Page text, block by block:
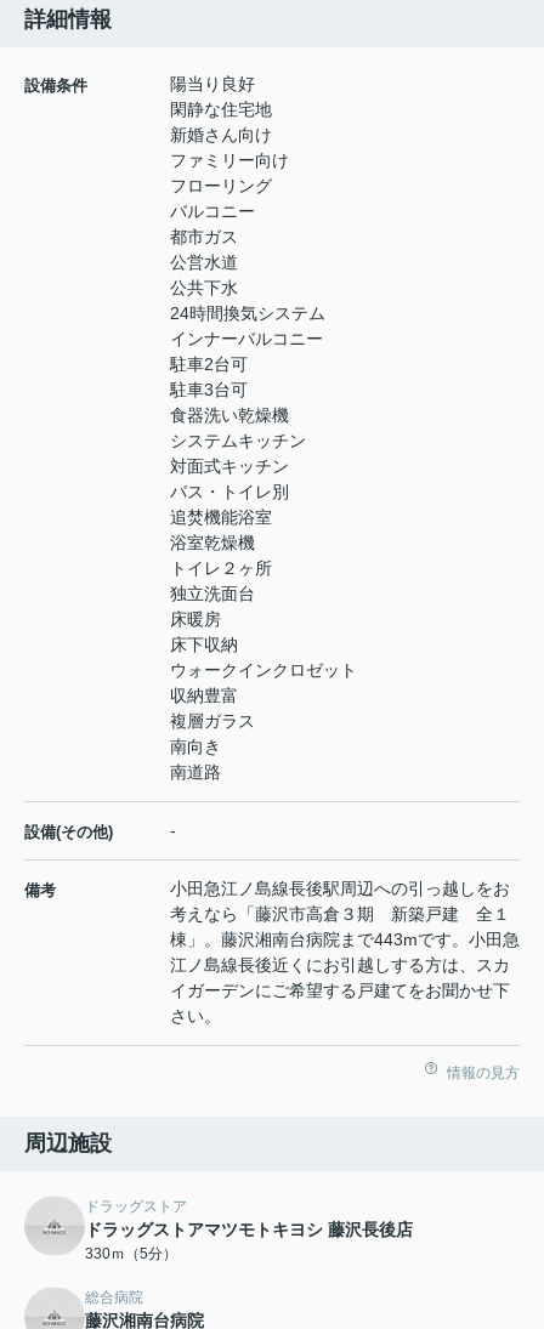
詳細情報
設備条件
陽当り良好
閑静な住宅地
新婚さん向け
ファミリー向け
フローリング
バルコニー
都市ガス
公営水道
公共下水
24時間換気システム
インナーバルコニー
駐車2台可
駐車3台可
食器洗い乾燥機
システムキッチン
対面式キッチン
バス・トイレ別
追焚機能浴室
浴室乾燥機
トイレ２ヶ所
独立洗面台
床暖房
床下収納
ウォークインクロゼット
収納豊富
複層ガラス
南向き
南道路
設備(その他) -
備考
小田急江ノ島線長後駅周辺への引っ越しをお
考えなら「藤沢市高倉３期 新築戸建 全１
棟」。藤沢湘南台病院まで443mです。小田急
江ノ島線長後近くにお引越しする方は、スカ
イガーデンにご希望する戸建てをお聞かせ下
さい。
情報の見方
周辺施設
ドラッグストア
ドラッグストアマツモトキヨシ 藤沢長後店
330ｍ（5分）
総合病院
藤沢湘南台病院